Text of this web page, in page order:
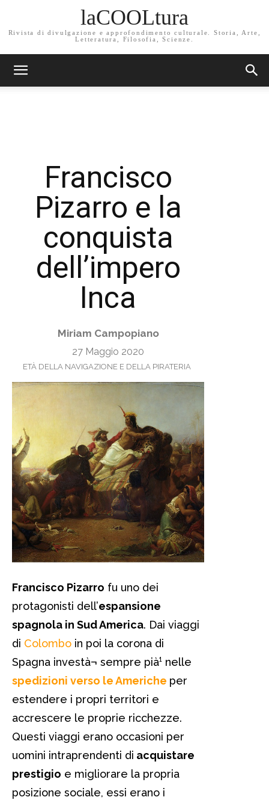
laCOOLtura
Rivista di divulgazione e approfondimento culturale. Storia, Arte,
Letteratura, Filosofia, Scienze.
Francisco
Pizarro e la
conquista
dell’impero
Inca
Miriam Campopiano
27 Maggio 2020
ETÀ DELLA NAVIGAZIONE E DELLA PIRATERIA
Francisco Pizarro fu uno dei
protagonisti dell’espansione
spagnola in Sud America. Dai viaggi
di Colombo in poi la corona di
Spagna investà¬ sempre pià¹ nelle
spedizioni verso le Americhe per
estendere i propri territori e
accrescere le proprie ricchezze.
Questi viaggi erano occasioni per
uomini intraprendenti di acquistare
prestigio e migliorare la propria
posizione sociale, essi erano i